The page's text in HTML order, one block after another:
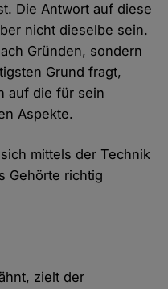
Die Antwort auf diese
nicht dieselbe sein.
Gründen, sondern
Grund fragt,
auf die für sein
Aspekte.
mittels der Technik
Gehörte richtig
zielt der